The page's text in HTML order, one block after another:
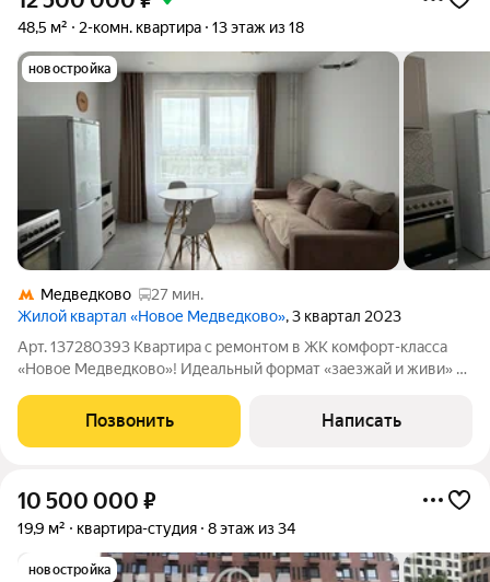
48,5 м² 2-комн. квартира 13 этаж из 18
новостройка
Медведково
27 мин.
Жилой квартал «Новое Медведково», 3 квартал 2023
Арт. 137280393 Квартира с ремонтом в ЖК комфорт-класса
«Новое Медведково»! Идеальный формат «заезжай и живи» в
Подмосковья. 1) Локация и домАдрес: МО, г. Мытищи, проспект
Астрахова, д. 14. Расположение: 2
Позвонить Написать
10 500 000 ₽
19,9 м² квартира-студия 8 этаж из 34
новостройка